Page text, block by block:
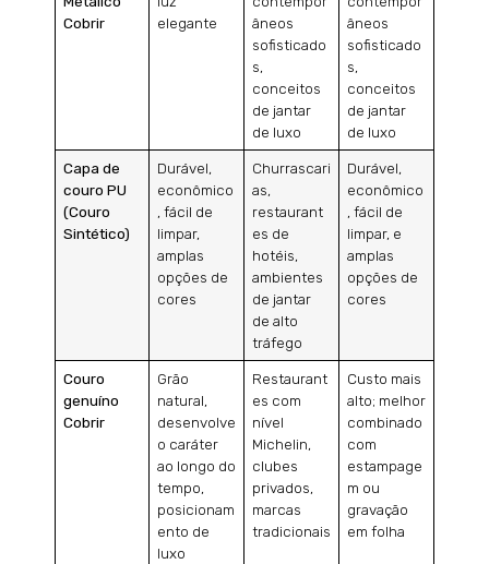
Cobrir
elegante
âneos
sofisticado
s,
conceitos
de jantar
de luxo
âneos
sofisticado
s,
conceitos
de jantar
de luxo
Capa de
couro PU
(Couro
Sintético)
Durável,
econômico
, fácil de
limpar,
amplas
opções de
cores
Churrascari
as,
restaurant
es de
hotéis,
ambientes
de jantar
de alto
tráfego
Durável,
econômico
, fácil de
limpar, e
amplas
opções de
cores
Couro
genuíno
Cobrir
Grão
natural,
desenvolve
o caráter
ao longo do
tempo,
posicionam
ento de
luxo
Restaurant
es com
nível
Michelin,
clubes
privados,
marcas
tradicionais
Custo mais
alto; melhor
combinado
com
estampage
m ou
gravação
em folha